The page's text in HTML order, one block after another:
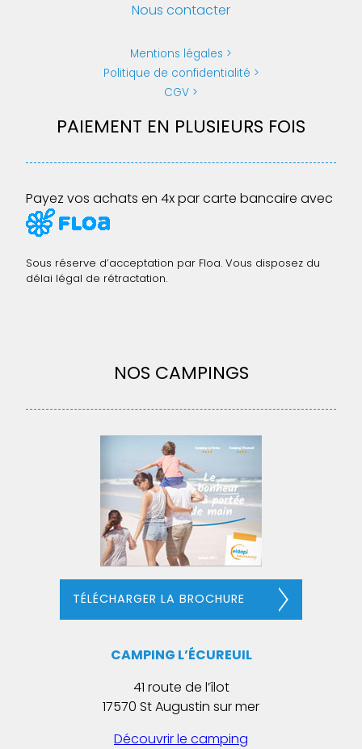
Nous contacter
Mentions légales
Politique de confidentialité
CGV
PAIEMENT EN PLUSIEURS FOIS
Payez vos achats en 4x par carte bancaire avec
Sous réserve d’acceptation par Floa. Vous disposez du
délai légal de rétractation.
NOS CAMPINGS
TÉLÉCHARGER LA BROCHURE
CAMPING L’ÉCUREUIL
41 route de l’îlot
17570 St Augustin sur mer
Découvrir le camping